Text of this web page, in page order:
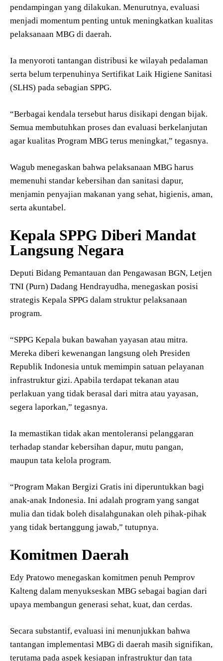
pendampingan yang dilakukan. Menurutnya, evaluasi
menjadi momentum penting untuk meningkatkan kualitas
pelaksanaan MBG di daerah.
Ia menyoroti tantangan distribusi ke wilayah pedalaman
serta belum terpenuhinya Sertifikat Laik Higiene Sanitasi
(SLHS) pada sebagian SPPG.
“Berbagai kendala tersebut harus disikapi dengan bijak.
Semua membutuhkan proses dan evaluasi berkelanjutan
agar kualitas Program MBG terus meningkat,” tegasnya.
Wagub menegaskan bahwa pelaksanaan MBG harus
memenuhi standar kebersihan dan sanitasi dapur,
menjamin penyajian makanan yang sehat, higienis, aman,
serta akuntabel.
Kepala SPPG Diberi Mandat
Langsung Negara
Deputi Bidang Pemantauan dan Pengawasan BGN, Letjen
TNI (Purn) Dadang Hendrayudha, menegaskan posisi
strategis Kepala SPPG dalam struktur pelaksanaan
program.
“SPPG Kepala bukan bawahan yayasan atau mitra.
Mereka diberi kewenangan langsung oleh Presiden
Republik Indonesia untuk memimpin satuan pelayanan
infrastruktur gizi. Apabila terdapat tekanan atau
perlakuan yang tidak berasal dari mitra atau yayasan,
segera laporkan,” tegasnya.
Ia memastikan tidak akan mentoleransi pelanggaran
terhadap standar kebersihan dapur, mutu pangan,
maupun tata kelola program.
“Program Makan Bergizi Gratis ini diperuntukkan bagi
anak-anak Indonesia. Ini adalah program yang sangat
mulia dan tidak boleh disalahgunakan oleh pihak-pihak
yang tidak bertanggung jawab,” tutupnya.
Komitmen Daerah
Edy Pratowo menegaskan komitmen penuh Pemprov
Kalteng dalam menyukseskan MBG sebagai bagian dari
upaya membangun generasi sehat, kuat, dan cerdas.
Secara substantif, evaluasi ini menunjukkan bahwa
tantangan implementasi MBG di daerah masih signifikan,
terutama pada aspek kesiapan infrastruktur dan tata